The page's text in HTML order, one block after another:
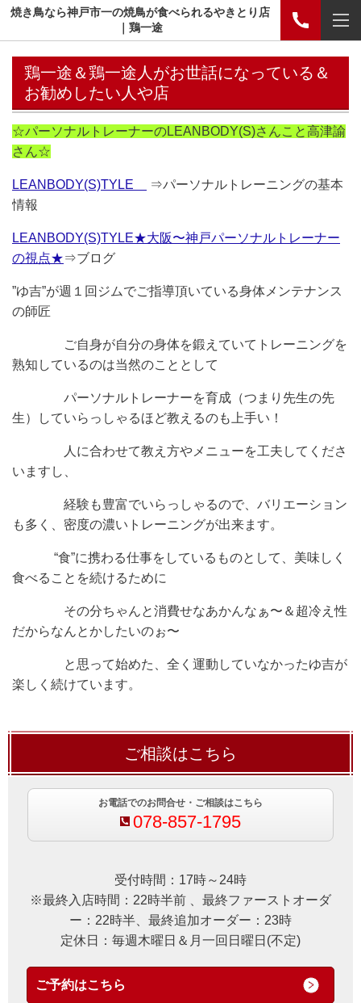
焼き鳥なら神戸市一の焼鳥が食べられるやきとり店
｜鶏一途
鶏一途＆鶏一途人がお世話になっている＆
お勧めしたい人や店
☆パーソナルトレーナーのLEANBODY(S)さんこと高津諭
さん☆
LEANBODY(S)TYLE
⇒パーソナルトレーニングの基本
情報
LEANBODY(S)TYLE★大阪〜神戸パーソナルトレーナー
の視点★⇒ブログ
”ゆ吉”が週１回ジムでご指導頂いている身体メンテナンス
の師匠
ご自身が自分の身体を鍛えていてトレーニングを
熟知しているのは当然のこととして
パーソナルトレーナーを育成（つまり先生の先
生）していらっしゃるほど教えるのも上手い！
人に合わせて教え方やメニューを工夫してくださ
いますし、
経験も豊富でいらっしゃるので、バリエーション
も多く、密度の濃いトレーニングが出来ます。
“食”に携わる仕事をしているものとして、美味しく
食べることを続けるために
その分ちゃんと消費せなあかんなぁ〜＆超冷え性
だからなんとかしたいのぉ〜
と思って始めた、全く運動していなかったゆ吉が
楽しく続けています。
ご相談はこちら
お電話でのお問合せ・ご相談はこちら
078-857-1795
受付時間：17時～24時
※最終入店時間：22時半前 、最終ファーストオーダ
ー：22時半、最終追加オーダー：23時
定休日：毎週木曜日＆月一回日曜日(不定)
ご予約はこちら